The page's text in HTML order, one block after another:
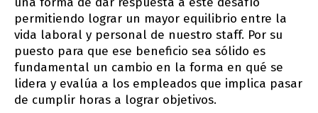
permitiendo lograr un mayor equilibrio entre la
vida laboral y personal de nuestro staff. Por su
puesto para que ese beneficio sea sólido es
fundamental un cambio en la forma en qué se
lidera y evalúa a los empleados que implica pasar
de cumplir horas a lograr objetivos.